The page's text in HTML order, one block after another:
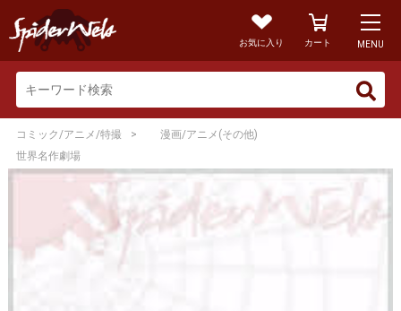
お気に入り カート MENU
コミック/アニメ/特撮
漫画/アニメ(その他)
世界名作劇場